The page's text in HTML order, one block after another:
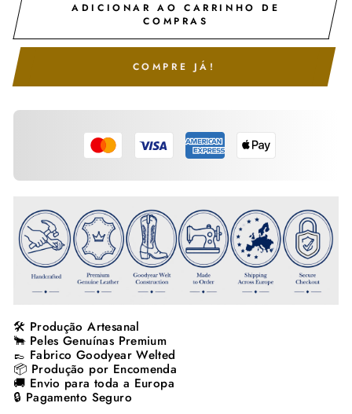
ADICIONAR AO CARRINHO DE
COMPRAS
COMPRE JÁ!
🛠️ Produção Artesanal
🐂 Peles Genuínas Premium
👞 Fabrico Goodyear Welted
📦 Produção por Encomenda
🚚 Envio para toda a Europa
🔒 Pagamento Seguro